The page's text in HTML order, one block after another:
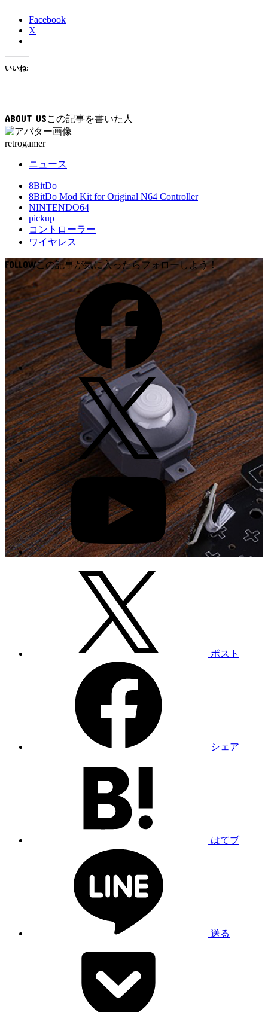
Facebook
X
いいね:
ABOUT US
retrogamer
ニュース
8BitDo
8BitDo Mod Kit for Original N64 Controller
NINTENDO64
pickup
コントローラー
ワイヤレス
FOLLOW
ポスト
シェア
はてブ
送る